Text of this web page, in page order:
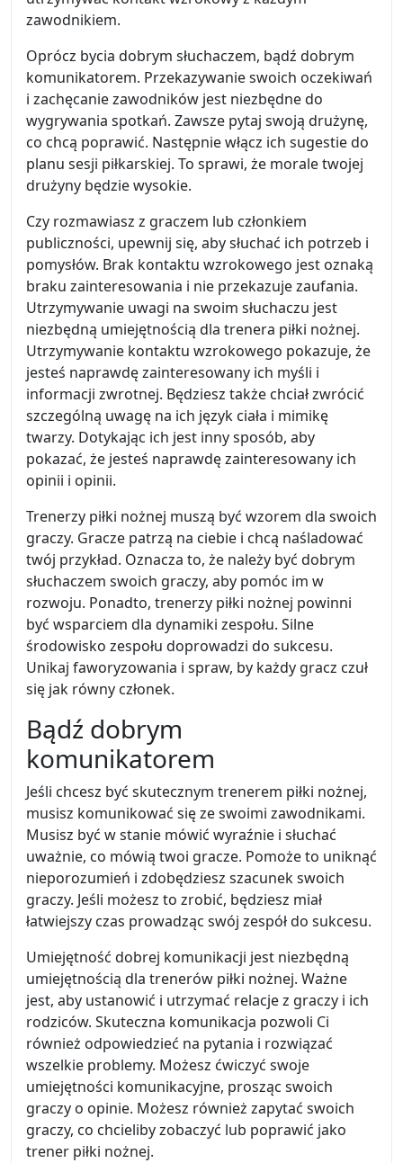
zawodnikiem.
Oprócz bycia dobrym słuchaczem, bądź dobrym
komunikatorem. Przekazywanie swoich oczekiwań
i zachęcanie zawodników jest niezbędne do
wygrywania spotkań. Zawsze pytaj swoją drużynę,
co chcą poprawić. Następnie włącz ich sugestie do
planu sesji piłkarskiej. To sprawi, że morale twojej
drużyny będzie wysokie.
Czy rozmawiasz z graczem lub członkiem
publiczności, upewnij się, aby słuchać ich potrzeb i
pomysłów. Brak kontaktu wzrokowego jest oznaką
braku zainteresowania i nie przekazuje zaufania.
Utrzymywanie uwagi na swoim słuchaczu jest
niezbędną umiejętnością dla trenera piłki nożnej.
Utrzymywanie kontaktu wzrokowego pokazuje, że
jesteś naprawdę zainteresowany ich myśli i
informacji zwrotnej. Będziesz także chciał zwrócić
szczególną uwagę na ich język ciała i mimikę
twarzy. Dotykając ich jest inny sposób, aby
pokazać, że jesteś naprawdę zainteresowany ich
opinii i opinii.
Trenerzy piłki nożnej muszą być wzorem dla swoich
graczy. Gracze patrzą na ciebie i chcą naśladować
twój przykład. Oznacza to, że należy być dobrym
słuchaczem swoich graczy, aby pomóc im w
rozwoju. Ponadto, trenerzy piłki nożnej powinni
być wsparciem dla dynamiki zespołu. Silne
środowisko zespołu doprowadzi do sukcesu.
Unikaj faworyzowania i spraw, by każdy gracz czuł
się jak równy członek.
Bądź dobrym
komunikatorem
Jeśli chcesz być skutecznym trenerem piłki nożnej,
musisz komunikować się ze swoimi zawodnikami.
Musisz być w stanie mówić wyraźnie i słuchać
uważnie, co mówią twoi gracze. Pomoże to uniknąć
nieporozumień i zdobędziesz szacunek swoich
graczy. Jeśli możesz to zrobić, będziesz miał
łatwiejszy czas prowadząc swój zespół do sukcesu.
Umiejętność dobrej komunikacji jest niezbędną
umiejętnością dla trenerów piłki nożnej. Ważne
jest, aby ustanowić i utrzymać relacje z graczy i ich
rodziców. Skuteczna komunikacja pozwoli Ci
również odpowiedzieć na pytania i rozwiązać
wszelkie problemy. Możesz ćwiczyć swoje
umiejętności komunikacyjne, prosząc swoich
graczy o opinie. Możesz również zapytać swoich
graczy, co chcieliby zobaczyć lub poprawić jako
trener piłki nożnej.